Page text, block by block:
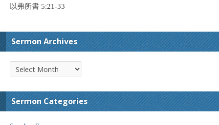
以弗所書 5:21-33
Sermon Archives
Sermon Categories